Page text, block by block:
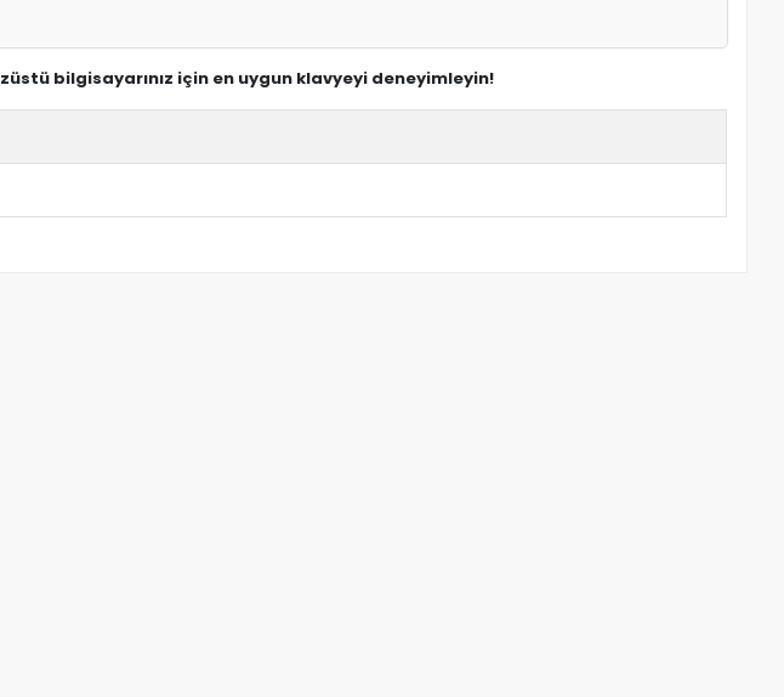
bilgisayarınız için en uygun klavyeyi deneyimleyin!